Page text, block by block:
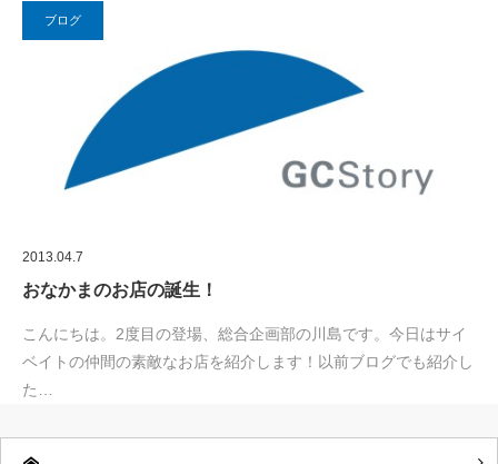
ブログ
2013.04.7
おなかまのお店の誕生！
こんにちは。2度目の登場、総合企画部の川島です。今日はサイ
ベイトの仲間の素敵なお店を紹介します！以前ブログでも紹介し
た…